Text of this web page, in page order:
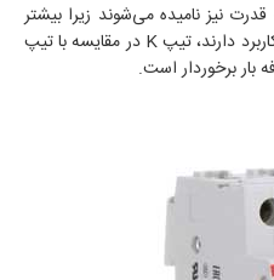
نیز نامیده می‌شوند زیرا بیشتر
دارند، تیپK در مقایسه با تیپ
بار برخوردار است.